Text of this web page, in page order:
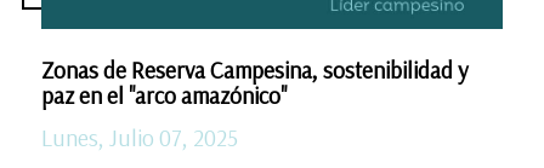
Zonas de Reserva Campesina, sostenibilidad y
paz en el "arco amazónico"
Lunes, Julio 07, 2025